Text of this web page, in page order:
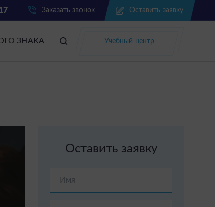
Заказать звонок Оставить заявку
ЗНАКА Учебный центр
Оставить заявку
Имя